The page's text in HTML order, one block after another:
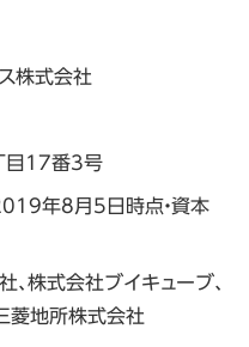
株式会社
目17番3号
年8月5日時点・資本
、株式会社ブイキューブ、
菱地所株式会社